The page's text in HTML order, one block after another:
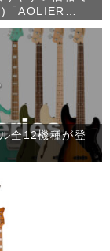
「AOLIER
！
全12機種が登